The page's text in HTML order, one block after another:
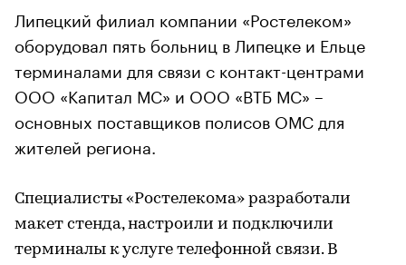
Липецкий филиал компании «Ростелеком»
оборудовал пять больниц в Липецке и Ельце
терминалами для связи с контакт-центрами
ООО «Капитал МС» и ООО «ВТБ МС» –
основных поставщиков полисов ОМС для
жителей региона.
Специалисты «Ростелекома» разработали
макет стенда, настроили и подключили
терминалы к услуге телефонной связи. В